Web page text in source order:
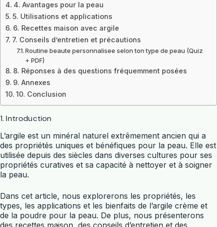
4. Avantages pour la peau
5. Utilisations et applications
6. Recettes maison avec argile
7. Conseils d’entretien et précautions
Routine beaute personnalisee selon ton type de peau (Quiz
+ PDF)
8. Réponses à des questions fréquemment posées
9. Annexes
10. Conclusion
1. Introduction
L’argile est un minéral naturel extrêmement ancien qui a
des propriétés uniques et bénéfiques pour la peau. Elle est
utilisée depuis des siècles dans diverses cultures pour ses
propriétés curatives et sa capacité à nettoyer et à soigner
la peau.
Dans cet article, nous explorerons les propriétés, les
types, les applications et les bienfaits de l’argile crème et
de la poudre pour la peau. De plus, nous présenterons
des recettes maison, des conseils d’entretien et des